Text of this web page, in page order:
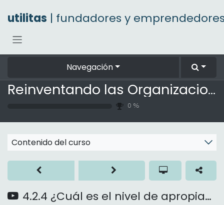
utilitas | fundadores y
Navegación
Reinventando las Organizaciones
0 %
Contenido del curso
4.2.4 ¿Cuál es el nivel de apropiación psicológica?